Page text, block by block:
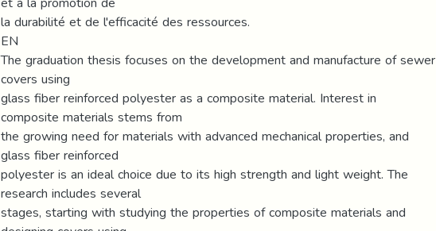
la durabilité et de l'efficacité des ressources.
EN
The graduation thesis focuses on the development and manufacture of sewer
covers using
glass fiber reinforced polyester as a composite material. Interest in
composite materials stems from
the growing need for materials with advanced mechanical properties, and
glass fiber reinforced
polyester is an ideal choice due to its high strength and light weight. The
research includes several
stages, starting with studying the properties of composite materials and